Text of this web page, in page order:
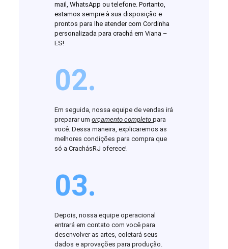
mail, WhatsApp ou telefone. Portanto,
estamos sempre à sua disposição e
prontos para lhe atender com Cordinha
personalizada para crachá em Viana –
ES!
02.
Em seguida, nossa equipe de vendas irá
preparar umorçamento completopara
você. Dessa maneira, explicaremos as
melhores condições para compra que
só a CrachásRJ oferece!
03.
Depois, nossa equipe operacional
entrará em contato com você para
desenvolver as artes, coletará seus
dados e aprovações para produção.